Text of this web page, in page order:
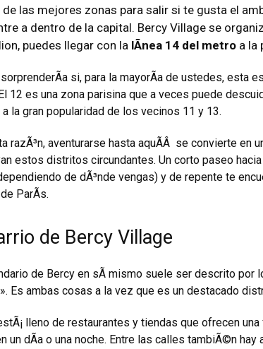
de las mejores zonas para salir si te gusta el
a dentro de la capital. Bercy Village se
puedes llegar con la lÃ­nea 14 del metro a la
sorprenderÃ­a si, para la mayorÃ­a de ustedes, esta
12 es una zona parisina que a veces puede
la gran popularidad de los vecinos 11 y 13.
razÃ³n, aventurarse hasta aquÃ­Â se convierte en
estos distritos circundantes. Un corto paseo
de dÃ³nde vengas) y de repente te
ParÃ­s.
de Bercy Village
de Bercy en sÃ­ mismo suele ser descrito por
Es ambas cosas a la vez que es un destacado
lleno de restaurantes y tiendas que ofrecen
un dÃ­a o una noche. Entre las calles tambiÃ©n